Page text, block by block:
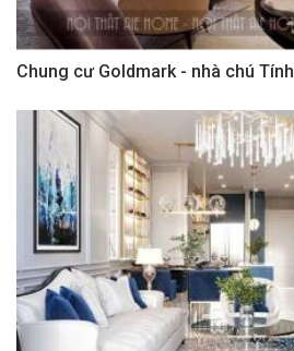
Chung cư Goldmark - nhà chú Tính